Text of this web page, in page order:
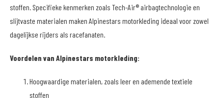
stoffen. Specifieke kenmerken zoals Tech-Air® airbagtechnologie en
slijtvaste materialen maken Alpinestars motorkleding ideaal voor zowel
dagelijkse rijders als racefanaten.
Voordelen van Alpinestars motorkleding:
Hoogwaardige materialen, zoals leer en ademende textiele
stoffen